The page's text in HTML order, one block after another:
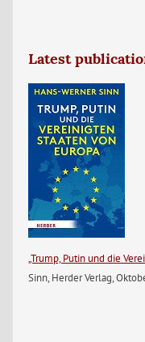
Latest
„Trump, Putin und die
Sinn, Herder Verlag,